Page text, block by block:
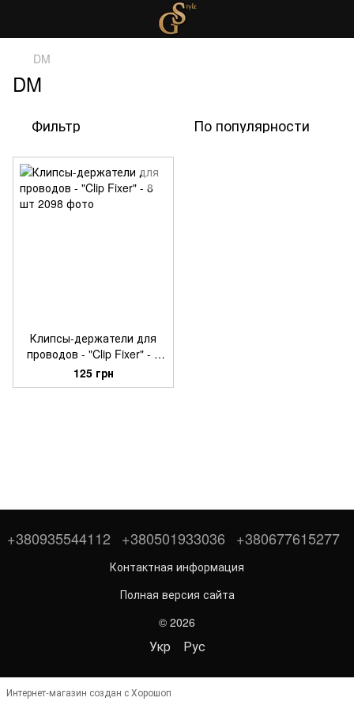
DM
DM
Фильтр По популярности
Клипсы-держатели для
проводов - "Clip Fixer" - 8
шт
125 грн
+380935544112 +380501933036 +380677615277
Контактная информация
Полная версия сайта
© 2026
Укр Рус
Интернет-магазин создан с Хорошоп